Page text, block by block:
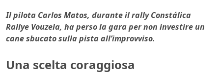
Il pilota Carlos Matos, durante il rally Constálica
Rallye Vouzela, ha perso la gara per non investire un
cane sbucato sulla pista all’improvviso.
Una scelta coraggiosa